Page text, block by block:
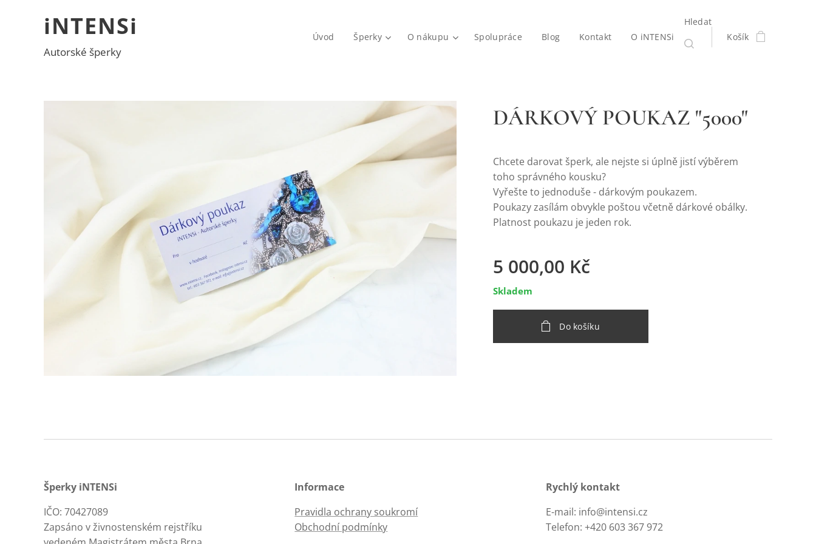
iNTENSi
Autorské šperky
Úvod Šperky O nákupu Spolupráce Blog Kontakt O iNTENSi
Hledat
Košík
DÁRKOVÝ POUKAZ "5000"
Chcete darovat šperk, ale nejste si úplně jistí výběrem
toho správného kousku?
Vyřešte to jednoduše - dárkovým poukazem.
Poukazy zasílám obvykle poštou včetně dárkové obálky.
Platnost poukazu je jeden rok.
5 000,00 Kč
Skladem
Do košíku
Šperky iNTENSi
IČO: 70427089
Zapsáno v živnostenském rejstříku
Informace
Pravidla ochrany soukromí
Obchodní podmínky
Rychlý kontakt
E-mail: info@intensi.cz
Telefon: +420 603 367 972